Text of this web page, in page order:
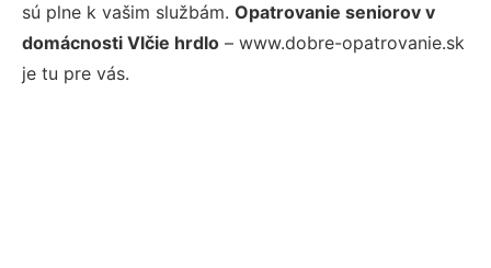
sú plne k vašim službám. Opatrovanie seniorov v
domácnosti Vlčie hrdlo – www.dobre-opatrovanie.sk
je tu pre vás.